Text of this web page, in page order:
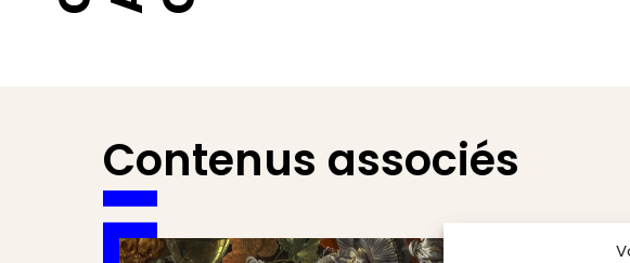
Contenus associés